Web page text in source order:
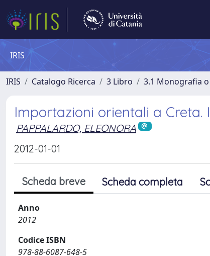
IRIS
IRIS Catalogo Ricerca 3 Libro 3.1 Monografia
Importazioni orientali a Creta.
PAPPALARDO, ELEONORA
2012-01-01
Scheda breve Scheda completa
Anno
2012
Codice ISBN
978-88-6087-648-5